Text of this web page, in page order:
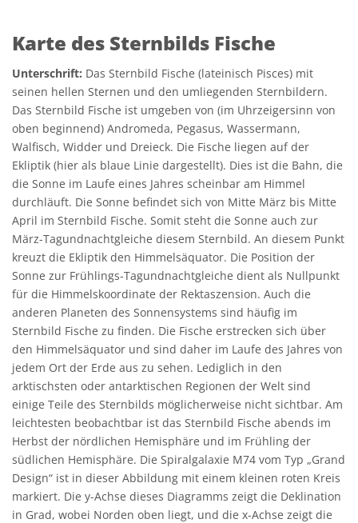
Karte des Sternbilds Fische
Unterschrift: Das Sternbild Fische (lateinisch Pisces) mit
seinen hellen Sternen und den umliegenden Sternbildern.
Das Sternbild Fische ist umgeben von (im Uhrzeigersinn von
oben beginnend) Andromeda, Pegasus, Wassermann,
Walfisch, Widder und Dreieck. Die Fische liegen auf der
Ekliptik (hier als blaue Linie dargestellt). Dies ist die Bahn, die
die Sonne im Laufe eines Jahres scheinbar am Himmel
durchläuft. Die Sonne befindet sich von Mitte März bis Mitte
April im Sternbild Fische. Somit steht die Sonne auch zur
März-Tagundnachtgleiche diesem Sternbild. An diesem Punkt
kreuzt die Ekliptik den Himmelsäquator. Die Position der
Sonne zur Frühlings-Tagundnachtgleiche dient als Nullpunkt
für die Himmelskoordinate der Rektaszension. Auch die
anderen Planeten des Sonnensystems sind häufig im
Sternbild Fische zu finden. Die Fische erstrecken sich über
den Himmelsäquator und sind daher im Laufe des Jahres von
jedem Ort der Erde aus zu sehen. Lediglich in den
arktischsten oder antarktischen Regionen der Welt sind
einige Teile des Sternbilds möglicherweise nicht sichtbar. Am
leichtesten beobachtbar ist das Sternbild Fische abends im
Herbst der nördlichen Hemisphäre und im Frühling der
südlichen Hemisphäre. Die Spiralgalaxie M74 vom Typ „Grand
Design“ ist in dieser Abbildung mit einem kleinen roten Kreis
markiert. Die y-Achse dieses Diagramms zeigt die Deklination
in Grad, wobei Norden oben liegt, und die x-Achse zeigt die